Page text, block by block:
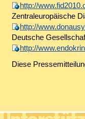
http://
Zentraleuropäische
http://
Deutsche
http://
Diese